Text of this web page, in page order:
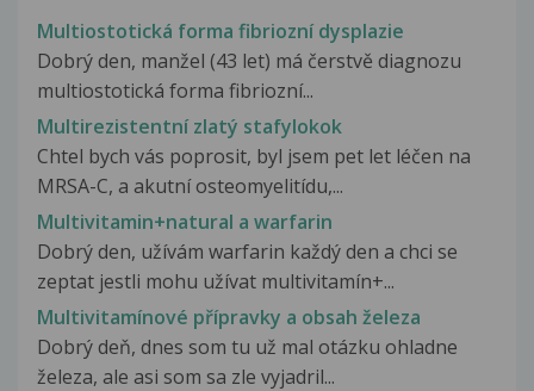
Multiostotická forma fibriozní dysplazie
Dobrý den, manžel (43 let) má čerstvě diagnozu
multiostotická forma fibriozní...
Multirezistentní zlatý stafylokok
Chtel bych vás poprosit, byl jsem pet let léčen na
MRSA-C, a akutní osteomyelitídu,...
Multivitamin+natural a warfarin
Dobrý den, užívám warfarin každý den a chci se
zeptat jestli mohu užívat multivitamín+...
Multivitamínové přípravky a obsah železa
Dobrý deň, dnes som tu už mal otázku ohladne
železa, ale asi som sa zle vyjadril...